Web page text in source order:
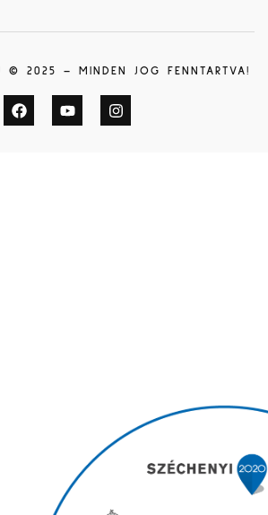
© 2025 – MINDEN JOG FENNTARTVA!